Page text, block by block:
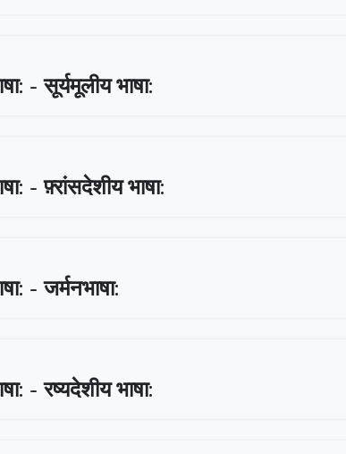
- सूर्यमूलीय भाषा:
- फ़्रांसदेशीय भाषा:
- जर्मनभाषा:
- रष्यदेशीय भाषा: